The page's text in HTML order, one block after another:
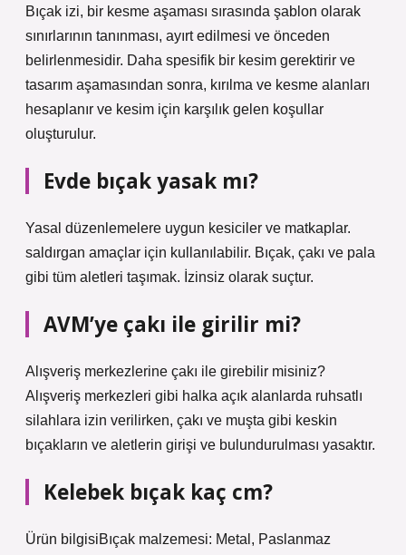
Bıçak izi, bir kesme aşaması sırasında şablon olarak
sınırlarının tanınması, ayırt edilmesi ve önceden
belirlenmesidir. Daha spesifik bir kesim gerektirir ve
tasarım aşamasından sonra, kırılma ve kesme alanları
hesaplanır ve kesim için karşılık gelen koşullar
oluşturulur.
Evde bıçak yasak mı?
Yasal düzenlemelere uygun kesiciler ve matkaplar.
saldırgan amaçlar için kullanılabilir. Bıçak, çakı ve pala
gibi tüm aletleri taşımak. İzinsiz olarak suçtur.
AVM’ye çakı ile girilir mi?
Alışveriş merkezlerine çakı ile girebilir misiniz?
Alışveriş merkezleri gibi halka açık alanlarda ruhsatlı
silahlara izin verilirken, çakı ve muşta gibi keskin
bıçakların ve aletlerin girişi ve bulundurulması yasaktır.
Kelebek bıçak kaç cm?
Ürün bilgisiBıçak malzemesi: Metal, Paslanmaz